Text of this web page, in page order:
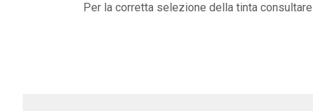
Per la corretta selezione della tinta